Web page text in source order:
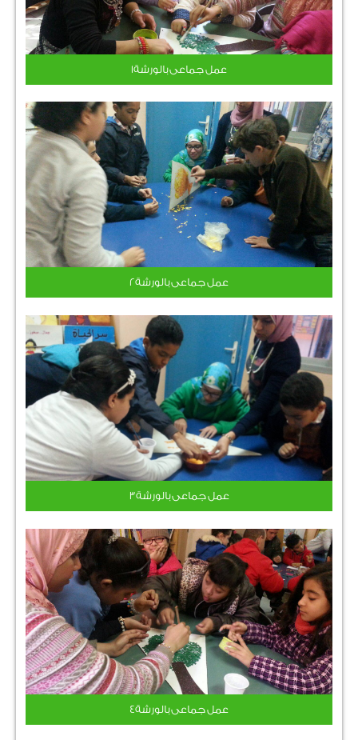
عمل جماعى بالورشة1
عمل جماعى بالورشة2
عمل جماعى بالورشة3
عمل جماعى بالورشة4